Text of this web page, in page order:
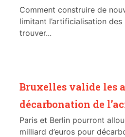
Comment construire de
limitant l’artificialisation des
trouver...
Bruxelles valide les
décarbonation de
Paris et Berlin pourront
milliard d’euros pour